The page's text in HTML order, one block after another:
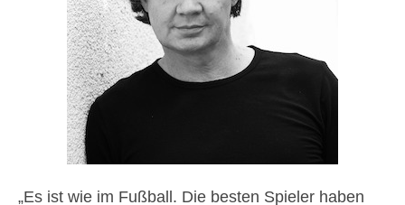
„Es ist wie im Fußball. Die besten Spieler haben